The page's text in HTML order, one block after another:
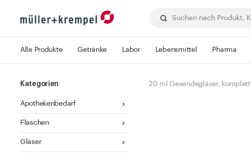
Alle Produkte Getränke Labor Lebensmittel Pharma
Kategorien
Apothekenbedarf
Flaschen
Gläser
20 ml Gewindegläser, komplett